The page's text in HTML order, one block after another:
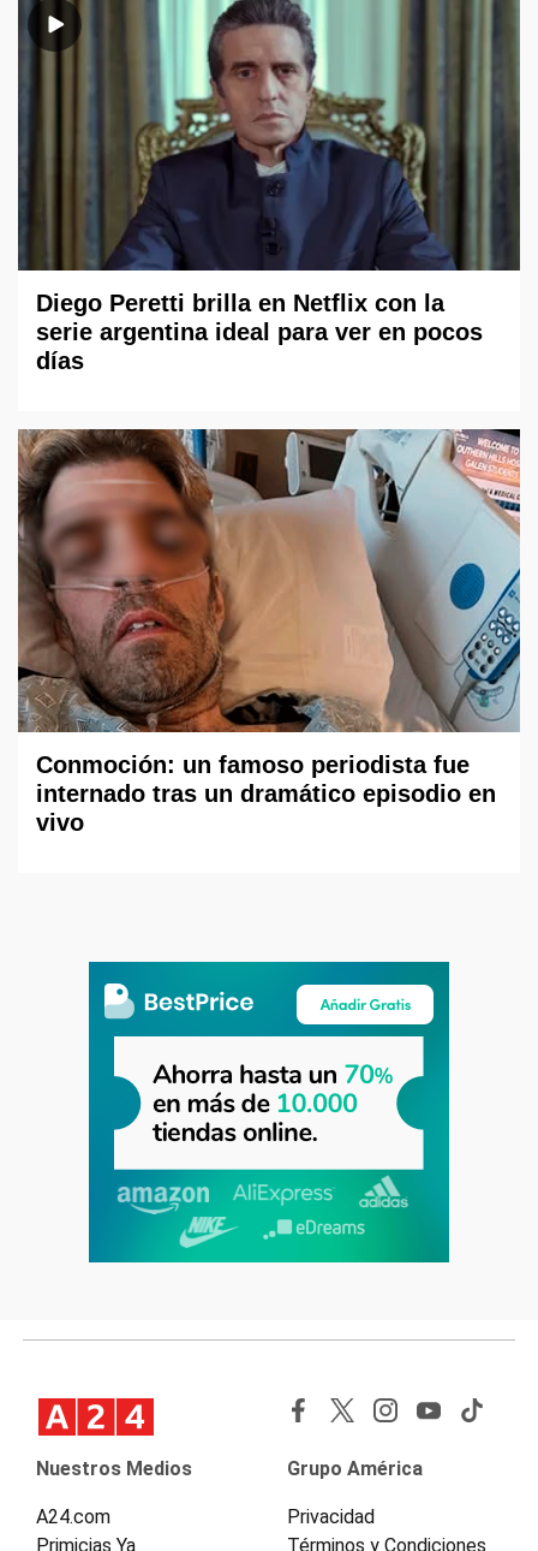
Diego Peretti brilla en Netflix con la
serie argentina ideal para ver en pocos
días
Conmoción: un famoso periodista fue
internado tras un dramático episodio en
vivo
Nuestros Medios
A24.com
Primicias Ya
Grupo América
Privacidad
Términos y Condiciones